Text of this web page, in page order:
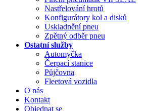
Nastřelování hrotů
Konfigurátory kol a disků
Uskladnění pneu
Zpětný odběr pneu
Ostatní služby
Automyčka
Čerpací stanice
Půjčovna
Fleetová vozidla
O nás
Kontakt
Objednat se